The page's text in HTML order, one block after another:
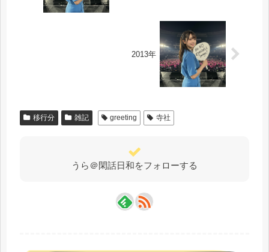
2013年
移行分 雑記 greeting 寺社
うら＠閑話日和をフォローする